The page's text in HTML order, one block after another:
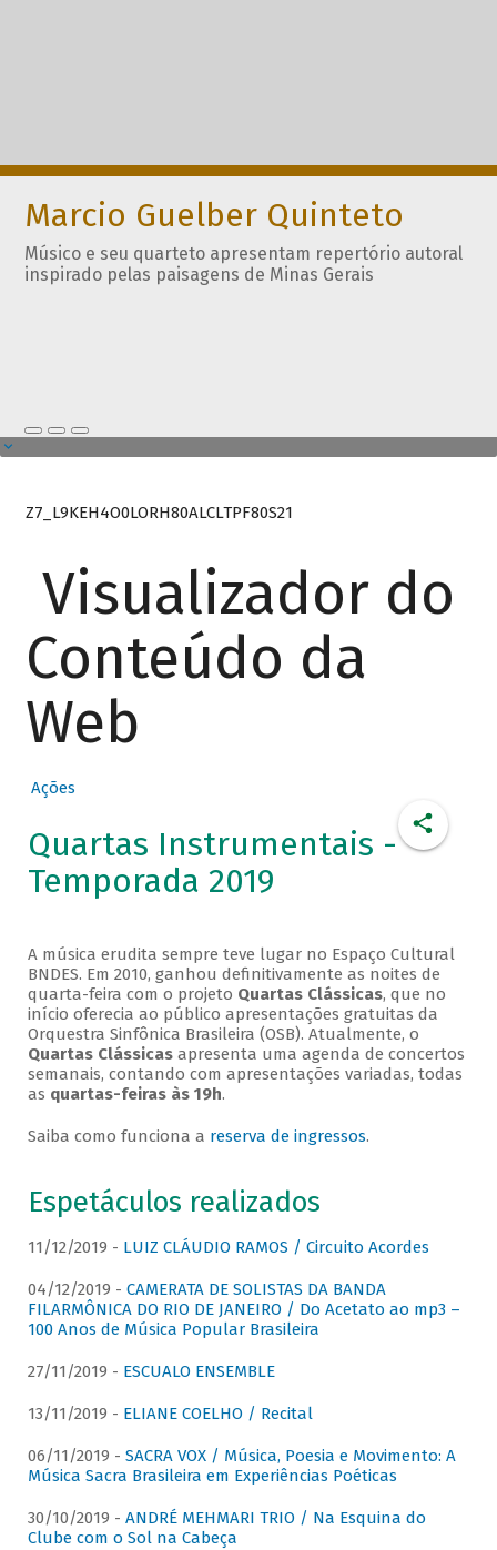
Marcio Guelber Quinteto
Músico e seu quarteto apresentam repertório autoral
inspirado pelas paisagens de Minas Gerais
Z7_L9KEH4O0LORH80ALCLTPF80S21
Visualizador do
Conteúdo da
Web
Ações
Quartas Instrumentais -
Temporada 2019
A música erudita sempre teve lugar no Espaço Cultural
BNDES. Em 2010, ganhou definitivamente as noites de
quarta-feira com o projeto Quartas Clássicas, que no
início oferecia ao público apresentações gratuitas da
Orquestra Sinfônica Brasileira (OSB). Atualmente, o
Quartas Clássicasapresenta uma agenda de concertos
semanais, contando com apresentações variadas, todas
as quartas-feiras às 19h.
Saiba como funciona a reserva de ingressos.
Espetáculos realizados
11/12/2019 - LUIZ CLÁUDIO RAMOS / Circuito Acordes
04/12/2019 - CAMERATA DE SOLISTAS DA BANDA
FILARMÔNICA DO RIO DE JANEIRO / Do Acetato ao mp3 –
100 Anos de Música Popular Brasileira
27/11/2019 - ESCUALO ENSEMBLE
13/11/2019 - ELIANE COELHO / Recital
06/11/2019 - SACRA VOX / Música, Poesia e Movimento: A
Música Sacra Brasileira em Experiências Poéticas
30/10/2019 - ANDRÉ MEHMARI TRIO / Na Esquina do
Clube com o Sol na Cabeça